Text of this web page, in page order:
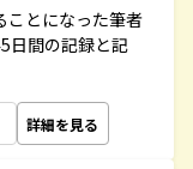
ことになった筆者
日間の記録と記
詳細を見る